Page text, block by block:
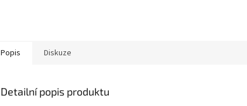
Popis Diskuze
Detailní popis produktu